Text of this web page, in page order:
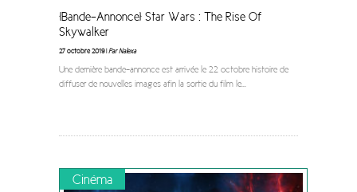
[Bande-Annonce] Star Wars : The Rise Of
Skywalker
27 octobre 2019 |Par Nalexa
Une dernière bande-annonce est arrivée le 22 octobre histoire de
diffuser de nouvelles images afin la sortie du film le...
Cinéma